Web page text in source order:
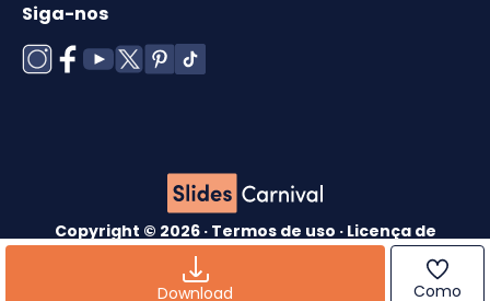
Download Como
Siga-nos
Copyright © 2026 · Termos de uso · Licença de
Política de cookies
política de
Privacidade